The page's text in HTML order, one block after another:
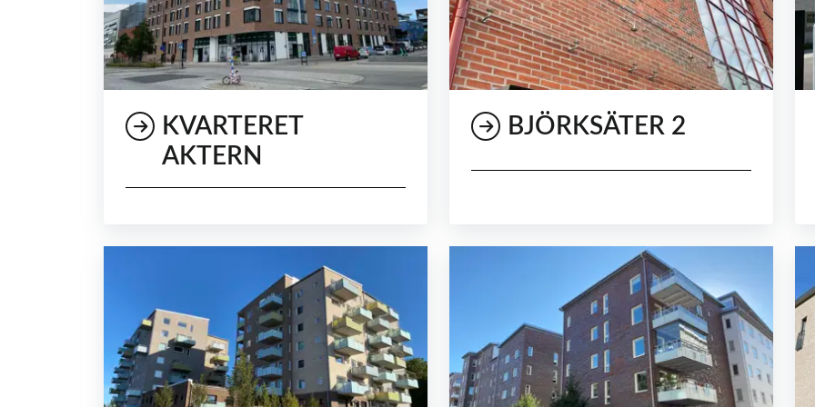
KVARTERET
AKTERN
BJÖRKSÄTER 2